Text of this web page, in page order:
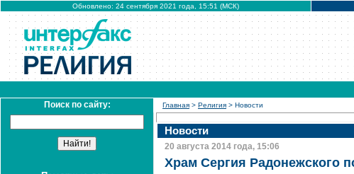
Обновлено: 24 сентября 2021 года, 15:51 (МСК)
Поиск по сайту: Главная > Религия > Новости
Новости
20 августа 2014 года, 15:06
Храм Сергия Радонежского